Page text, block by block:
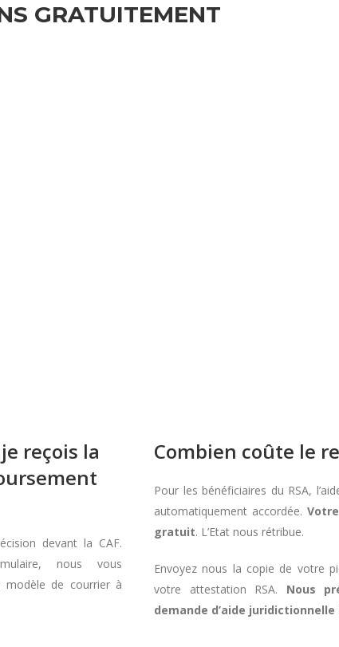
GRATUITEMENT
reçois la
devant la CAF.
nous vous
modèle de courrier à
Combien coûte le
Pour les bénéficiaires du RSA,
automatiquement accordée.
gratuit. L’Etat nous rétribue.
Envoyez nous la copie de votre
votre attestation RSA. Nous
demande d’aide juridictionnelle